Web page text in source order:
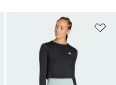
Ajouter à la Liste de produits